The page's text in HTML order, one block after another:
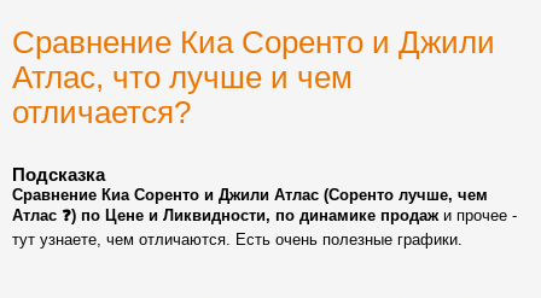
Сравнение Киа Соренто и Джили
Атлас, что лучше и чем
отличается?
Подсказка
Сравнение Киа Соренто и Джили Атлас (Соренто лучше, чем
Атлас ❓) по Цене и Ликвидности, по динамике продажи прочее -
тут узнаете, чем отличаются. Есть очень полезные графики.